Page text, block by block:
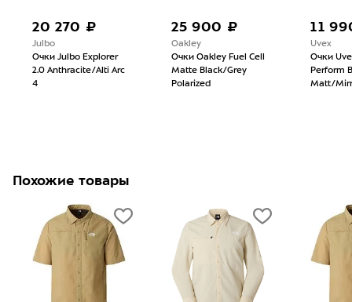
20 270 ₽
Julbo
Очки Julbo Explorer
2.0 Anthracite/Alti Arc
4
25 900 ₽
Oakley
Очки Oakley Fuel Cell
Matte Black/Grey
Polarized
11
Uvex
Очки
Perform
Matt/
Похожие товары